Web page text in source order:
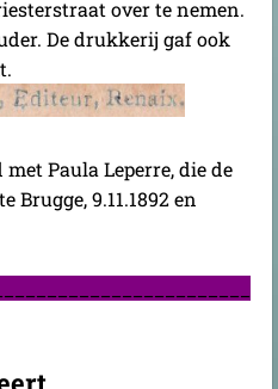
over te nemen.
De drukkerij gaf ook
Paula Leperre, die de
Brugge, 9.11.1892 en